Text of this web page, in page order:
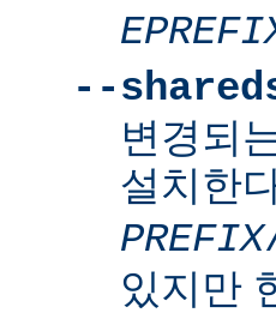
--
변경되
설치한
PREFIX
있지만